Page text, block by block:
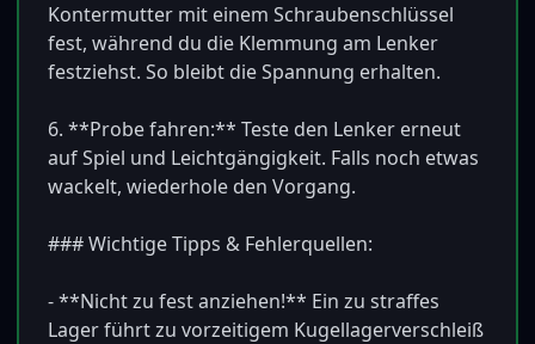
Kontermutter mit einem Schraubenschlüssel
fest, während du die Klemmung am Lenker
festziehst. So bleibt die Spannung erhalten.
6. **Probe fahren:** Teste den Lenker erneut
auf Spiel und Leichtgängigkeit. Falls noch etwas
wackelt, wiederhole den Vorgang.
### Wichtige Tipps & Fehlerquellen:
- **Nicht zu fest anziehen!** Ein zu straffes
Lager führt zu vorzeitigem Kugellagerverschleiß